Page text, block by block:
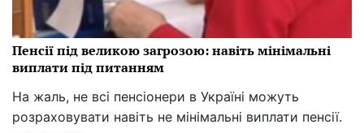
Пенсії під великою загрозою: навіть мінімальні
виплати під питанням
На жаль, не всі пенсіонери в Україні можуть
розраховувати навіть не мінімальні виплати пенсії.